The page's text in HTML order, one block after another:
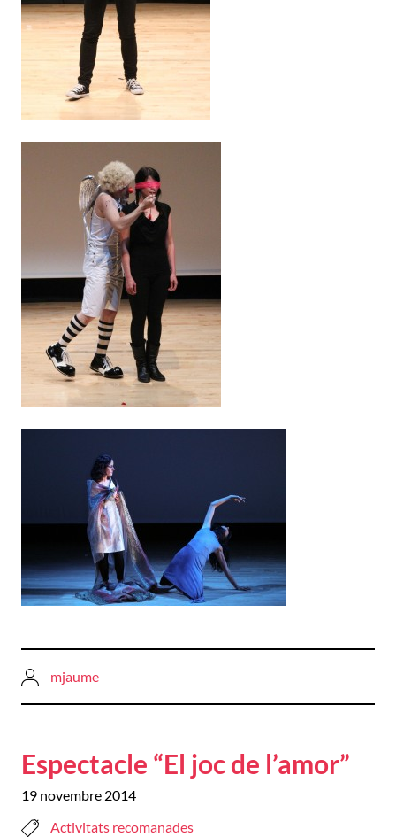
mjaume
Espectacle “El joc de l’amor”
19 novembre 2014
Activitats recomanades